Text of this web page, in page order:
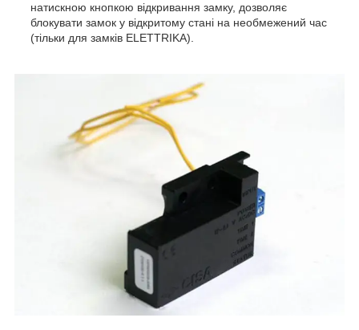
натискною кнопкою відкривання замку, дозволяє
блокувати замок у відкритому стані на необмежений час
(тільки для замків ELETTRIKA).